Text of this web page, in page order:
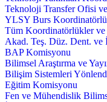
Teknoloji Transfer Ofisi
YLSY Burs
Tüm Koordinatörlükler
Akad. Teş. Düz. Dent. ve
BAP Komisyonu
Bilimsel Araştırma ve
Bilişim Sistemleri
Eğitim Komisyonu
Fen ve Mühendislik